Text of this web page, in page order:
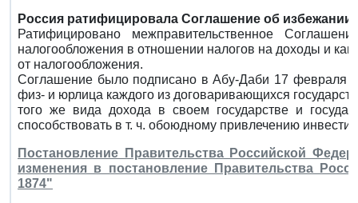
Россия ратифицировала Соглашение об
Ратифицировано межправительственное
налогообложения в отношении налогов на доходы и
от налогообложения.
Соглашение было подписано в Абу-Даби 17 февраля
физ- и юрлица каждого из договаривающихся
того же вида дохода в своем государстве и
способствовать в т. ч. обоюдному привлечению
Постановление Правительства Российской
изменения в постановление Правительства
1874"